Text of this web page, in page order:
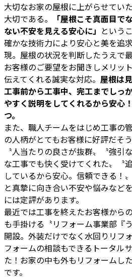
大切なお家の屋根に上がらせてい
大切である。
「屋根こそ真面目で
ない不安を見える安心に」 という
確かな技術力により安心と美を追
現。屋根の状況を判断したうえで
お客様のご要望をお聞きしメリッ
伝えてくれる誠実な対応。 屋根は
工事前から工事中、完工までしっ
やすく説明をしてくれるから安心
つ。
また、職人チームをはじめ工事の
の人柄がとてもお客様に好評だそう
〝人当たりの良さが抜群〟〝強引
な工事でも快く受けてくれた〟〝
しているから安心。信頼できる！
と真摯に向き合い不安や悩みなど
には定評があります。
最近では工事を終えたお客様から
も手掛ける〝リフォーム事業部『
開設。外装だけでなく水回りリフ
フォームの相談もできるトータル
た！お家の中も外もリフォームし
です。